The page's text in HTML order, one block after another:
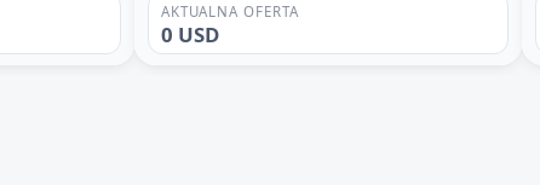
AKTUALNA OFERTA
0 USD